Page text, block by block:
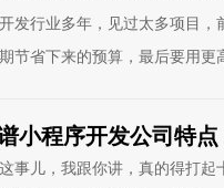
发行业多年，见过太多项目
节省下来的预算，最后要用更
小程序开发公司特
事儿，我跟你讲，真的得打